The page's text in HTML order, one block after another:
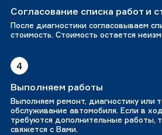
Согласование списка работ и
После диагностики согласовываем
стоимость. Стоимость остается
4
Выполняем работы
Выполняем ремонт, диагностику или
обслуживание автомобиля. Если в
требуются дополнительные работы,
свяжется с Вами.